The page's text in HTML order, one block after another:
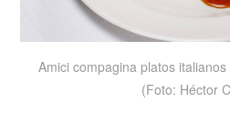
Amici compagina platos
(Foto: Héctor